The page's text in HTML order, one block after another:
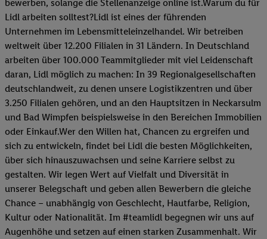
bewerben, solange die Stellenanzeige online ist.Warum du für
Lidl arbeiten solltest?Lidl ist eines der führenden
Unternehmen im Lebensmitteleinzelhandel. Wir betreiben
weltweit über 12.200 Filialen in 31 Ländern. In Deutschland
arbeiten über 100.000 Teammitglieder mit viel Leidenschaft
daran, Lidl möglich zu machen: In 39 Regionalgesellschaften
deutschlandweit, zu denen unsere Logistikzentren und über
3.250 Filialen gehören, und an den Hauptsitzen in Neckarsulm
und Bad Wimpfen beispielsweise in den Bereichen Immobilien
oder Einkauf.Wer den Willen hat, Chancen zu ergreifen und
sich zu entwickeln, findet bei Lidl die besten Möglichkeiten,
über sich hinauszuwachsen und seine Karriere selbst zu
gestalten. Wir legen Wert auf Vielfalt und Diversität in
unserer Belegschaft und geben allen Bewerbern die gleiche
Chance – unabhängig von Geschlecht, Hautfarbe, Religion,
Kultur oder Nationalität. Im #teamlidl begegnen wir uns auf
Augenhöhe und setzen auf einen starken Zusammenhalt. Wir